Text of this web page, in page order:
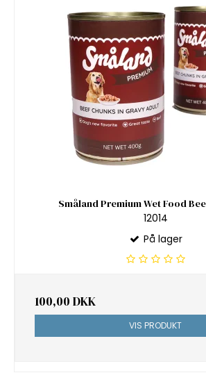
Småland Premium Wet Food
12014
På lager
100,00 DKK
VIS PRODUKT